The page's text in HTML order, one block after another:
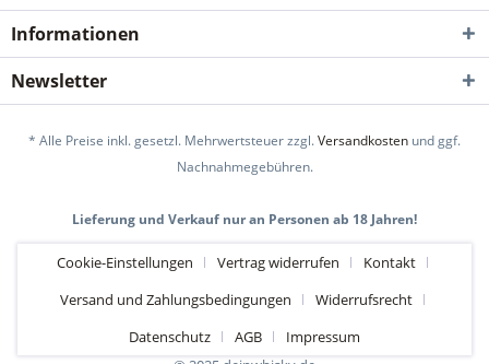
Informationen
Newsletter
* Alle Preise inkl. gesetzl. Mehrwertsteuer zzgl.Versandkosten und ggf.
Nachnahmegebühren.
Lieferung und Verkauf nur an Personen ab 18 Jahren!
Cookie-Einstellungen Vertrag widerrufen
Kontakt
Versand und Zahlungsbedingungen
Widerrufsrecht
Datenschutz
AGB
Impressum